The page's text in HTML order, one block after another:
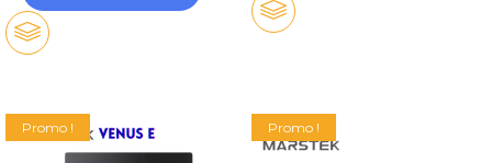
Promo ! Promo !